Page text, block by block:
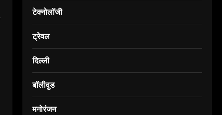
टेक्नोलॉजी
ट्रेवल
दिल्ली
बॉलीवुड
मनोरंजन